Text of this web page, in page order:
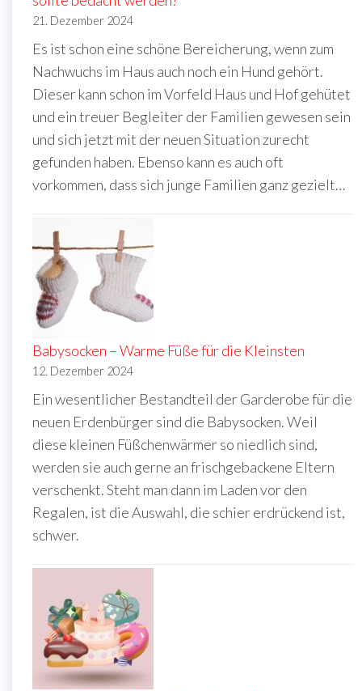
21. Dezember 2024
Es ist schon eine schöne Bereicherung, wenn zum
Nachwuchs im Haus auch noch ein Hund gehört.
Dieser kann schon im Vorfeld Haus und Hof gehütet
und ein treuer Begleiter der Familien gewesen sein
und sich jetzt mit der neuen Situation zurecht
gefunden haben. Ebenso kann es auch oft
vorkommen, dass sich junge Familien ganz gezielt…
Babysocken – Warme Füße für die Kleinsten
12. Dezember 2024
Ein wesentlicher Bestandteil der Garderobe für die
neuen Erdenbürger sind die Babysocken. Weil
diese kleinen Füßchenwärmer so niedlich sind,
werden sie auch gerne an frischgebackene Eltern
verschenkt. Steht man dann im Laden vor den
Regalen, ist die Auswahl, die schier erdrückend ist,
schwer.